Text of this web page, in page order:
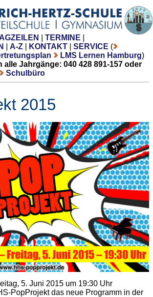
TERMINE
A-Z KONTAKT SERVICE (
LMS Lernen Hamburg)
alle Jahrgänge: 040 428 891-157 oder
Schulbüro
2015
5. Juni 2015 um 19:30 Uhr
PopProjekt das neue Programm in der